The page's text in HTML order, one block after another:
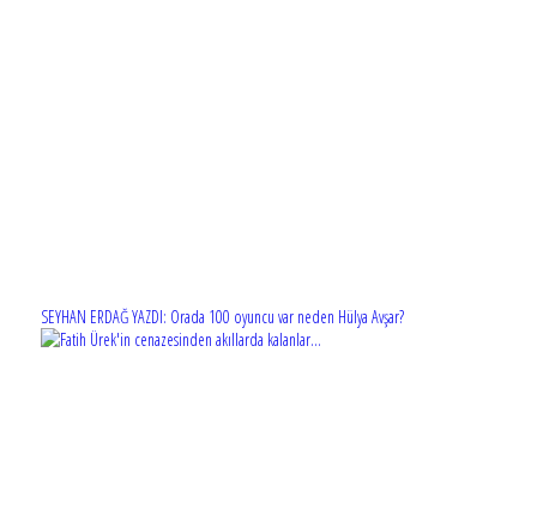
SEYHAN ERDAĞ YAZDI: Orada 100 oyuncu var neden Hülya Avşar?